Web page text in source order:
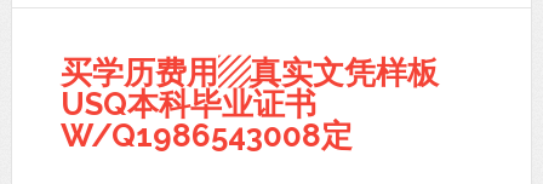
买学历费用▨真实文凭样板
USQ本科毕业证书
W/Q1986543008定